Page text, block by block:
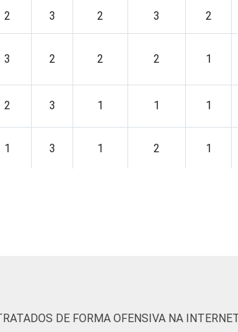
2 3 2 3 2
3 2 2 2 1
2 3 1 1 1
1 3 1 2 1
0 2 0 1 1
DE FORMA OFENSIVA NA